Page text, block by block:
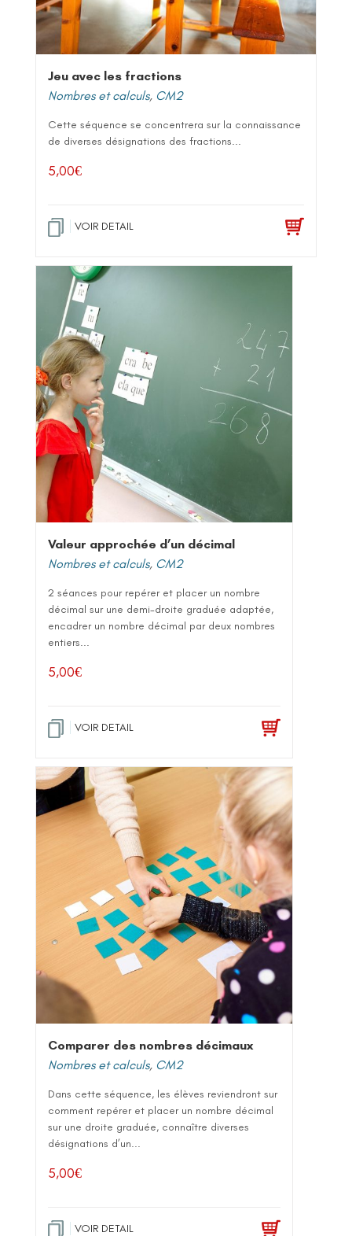
Jeu avec les fractions
Nombres et calculs, CM2
Cette séquence se concentrera sur la connaissance
de diverses désignations des fractions...
5,00€
VOIR DETAIL
Valeur approchée d’un décimal
Nombres et calculs, CM2
2 séances pour repérer et placer un nombre
décimal sur une demi-droite graduée adaptée,
encadrer un nombre décimal par deux nombres
entiers...
5,00€
VOIR DETAIL
Comparer des nombres décimaux
Nombres et calculs, CM2
Dans cette séquence, les élèves reviendront sur
comment repérer et placer un nombre décimal
sur une droite graduée, connaître diverses
désignations d’un...
5,00€
VOIR DETAIL